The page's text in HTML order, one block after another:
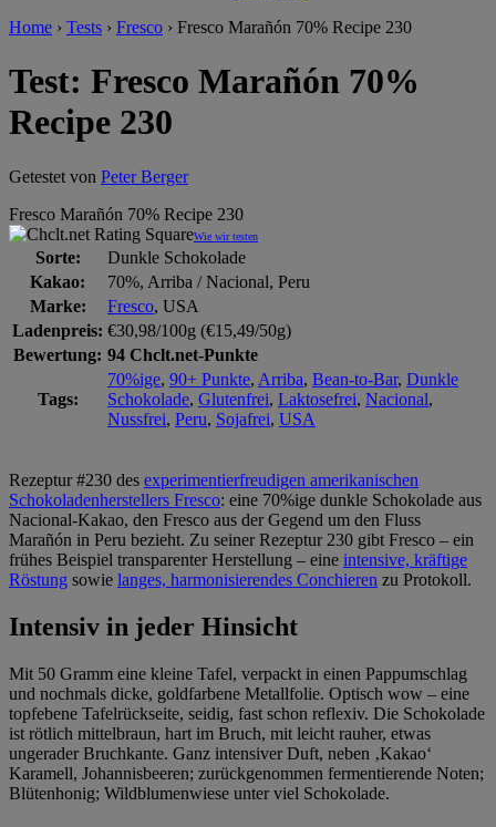
Home › Tests › Fresco › Fresco Marañón 70% Recipe 230
Test: Fresco Marañón 70%
Recipe 230
Getestet von Peter Berger
Fresco Marañón 70% Recipe 230
Wie wir testen
Sorte:
Dunkle Schokolade
Kakao:
70%, Arriba / Nacional, Peru
Marke:
Fresco, USA
Ladenpreis: €30,98/100g (€15,49/50g)
Bewertung: 94 Chclt.net-Punkte
Tags:
70%ige, 90+ Punkte, Arriba, Bean-to-Bar, Dunkle
Schokolade, Glutenfrei, Laktosefrei, Nacional,
Nussfrei, Peru, Sojafrei, USA
Rezeptur #230 des experimentierfreudigen amerikanischen
Schokoladenherstellers Fresco: eine 70%ige dunkle Schokolade aus
Nacional-Kakao, den Fresco aus der Gegend um den Fluss
Marañón in Peru bezieht. Zu seiner Rezeptur 230 gibt Fresco – ein
frühes Beispiel transparenter Herstellung – eine intensive, kräftige
Röstung sowie langes, harmonisierendes Conchieren zu Protokoll.
Intensiv in jeder Hinsicht
Mit 50 Gramm eine kleine Tafel, verpackt in einen Pappumschlag
und nochmals dicke, goldfarbene Metallfolie. Optisch wow – eine
topfebene Tafelrückseite, seidig, fast schon reflexiv. Die Schokolade
ist rötlich mittelbraun, hart im Bruch, mit leicht rauher, etwas
ungerader Bruchkante. Ganz intensiver Duft, neben ‚Kakao‘
Karamell, Johannisbeeren; zurückgenommen fermentierende Noten;
Blütenhonig; Wildblumenwiese unter viel Schokolade.